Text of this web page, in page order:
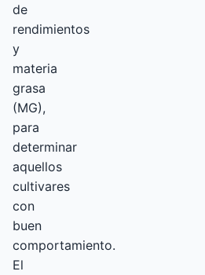
de
rendimientos
y
materia
grasa
(MG),
para
determinar
aquellos
cultivares
con
buen
comportamiento.
El